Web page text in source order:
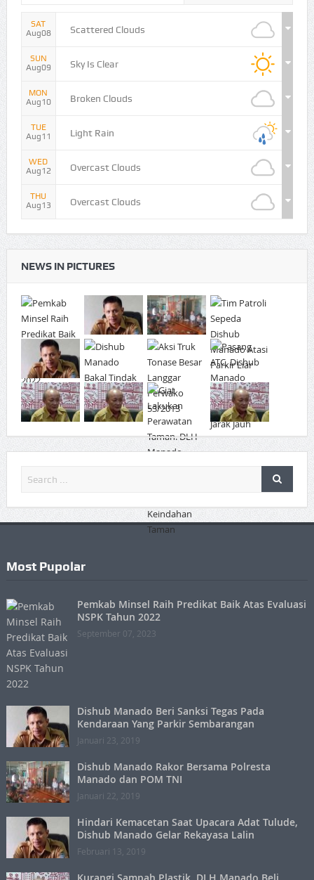
SAT
Aug08
Scattered Clouds
SUN
Aug09
Sky Is Clear
MON
Aug10
Broken Clouds
TUE
Aug11
Light Rain
WED
Aug12
Overcast Clouds
THU
Aug13
Overcast Clouds
NEWS IN PICTURES
Most Pupolar
Pemkab Minsel Raih Predikat Baik Atas Evaluasi
NSPK Tahun 2022
September 07, 2023
Dishub Manado Beri Sanksi Tegas Pada
Kendaraan Yang Parkir Sembarangan
Januari 23, 2019
Dishub Manado Rakor Bersama Polresta
Manado dan POM TNI
Januari 22, 2019
Hindari Kemacetan Saat Upacara Adat Tulude,
Dishub Manado Gelar Rekayasa Lalin
Februari 13, 2019